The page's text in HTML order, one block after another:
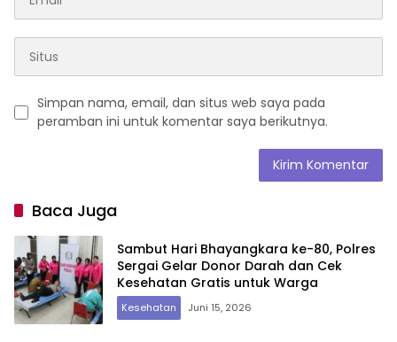
Simpan nama, email, dan situs web saya pada
peramban ini untuk komentar saya berikutnya.
Baca Juga
Sambut Hari Bhayangkara ke-80, Polres
Sergai Gelar Donor Darah dan Cek
Kesehatan Gratis untuk Warga
Kesehatan Juni 15, 2026